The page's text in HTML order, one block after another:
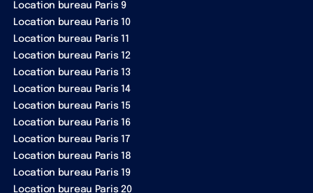
Location bureau Paris 9
Location bureau Paris 10
Location bureau Paris 11
Location bureau Paris 12
Location bureau Paris 13
Location bureau Paris 14
Location bureau Paris 15
Location bureau Paris 16
Location bureau Paris 17
Location bureau Paris 18
Location bureau Paris 19
Location bureau Paris 20